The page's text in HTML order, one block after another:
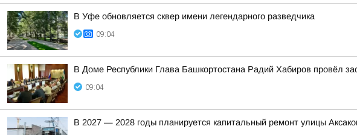
В Уфе обновляется сквер имени легендарного разведчика
09:04
В Доме Республики Глава Башкортостана Радий Хабиров провёл
09:04
В 2027 — 2028 годы планируется капитальный ремонт улицы